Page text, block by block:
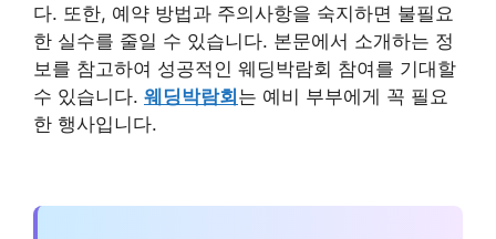
다. 또한, 예약 방법과 주의사항을 숙지하면 불필요
한 실수를 줄일 수 있습니다. 본문에서 소개하는 정
보를 참고하여 성공적인 웨딩박람회 참여를 기대할
수 있습니다. 웨딩박람회는 예비 부부에게 꼭 필요
한 행사입니다.